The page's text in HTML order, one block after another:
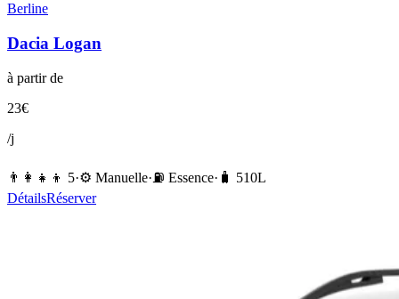
Berline
Dacia Logan
à partir de
23€
/j
👨‍👩‍👧‍👦 5·⚙️ Manuelle·⛽️ Essence· 🧳 510L
DétailsRéserver